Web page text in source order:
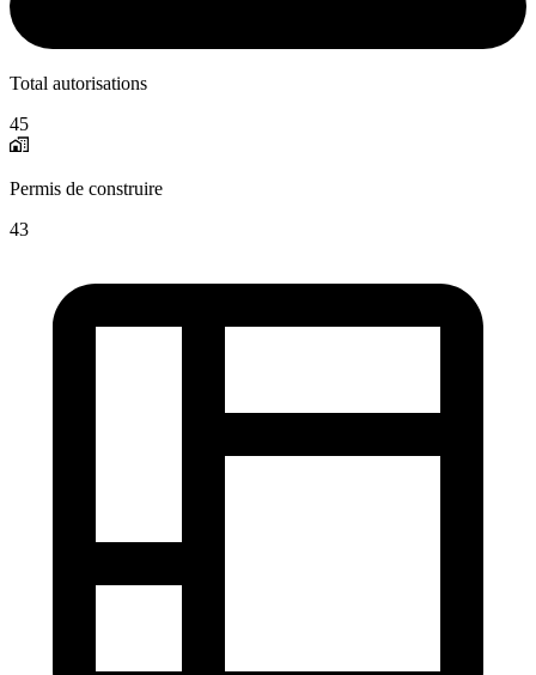
Total autorisations
45
Permis de construire
43